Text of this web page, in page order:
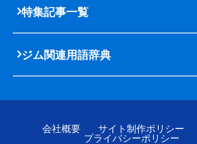
特集記事一覧
ジム関連用語辞典
会社概要 サイト制作ポリシー
プライバシーポリシー